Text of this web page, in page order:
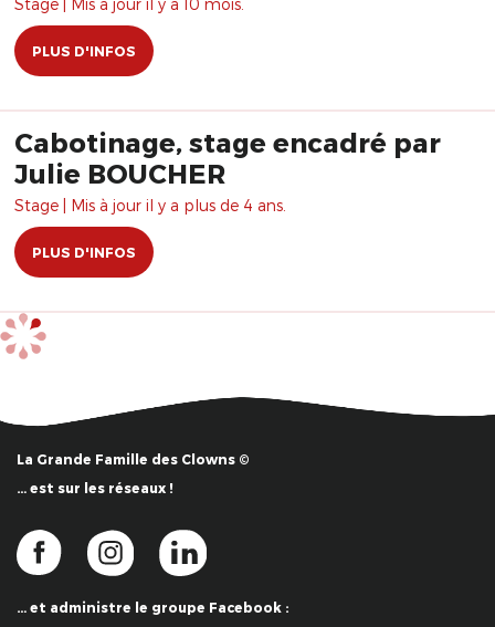
Stage | Mis à jour il y a 10 mois.
PLUS D'INFOS
Cabotinage, stage encadré par
Julie BOUCHER
Stage | Mis à jour il y a plus de 4 ans.
PLUS D'INFOS
La Grande Famille des Clowns ©
… est sur les réseaux !
… et administre le groupe Facebook :